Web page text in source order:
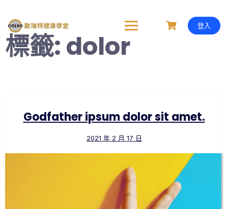
content
登入
標籤:dolor
Godfather ipsum dolor sit amet.
2021 年 2 月 17 日